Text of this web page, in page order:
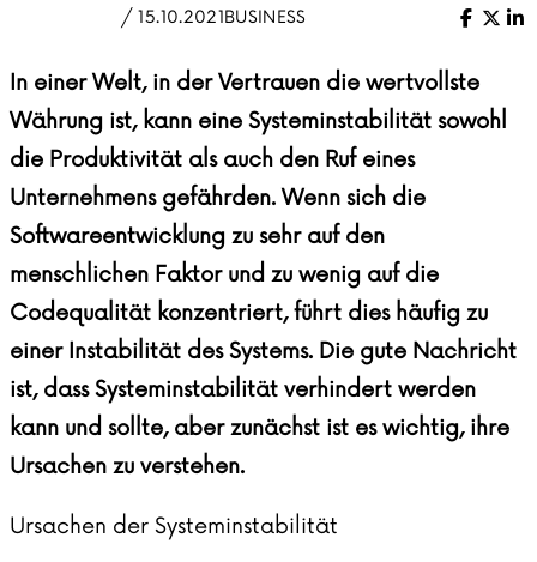
/ 15.10.2021BUSINESS
X
In einer Welt, in der Vertrauen die wertvollste
Währung ist, kann eine Systeminstabilität sowohl
die Produktivität als auch den Ruf eines
Unternehmens gefährden. Wenn sich die
Softwareentwicklung zu sehr auf den
menschlichen Faktor und zu wenig auf die
Codequalität konzentriert, führt dies häufig zu
einer Instabilität des Systems. Die gute Nachricht
ist, dass Systeminstabilität verhindert werden
kann und sollte, aber zunächst ist es wichtig, ihre
Ursachen zu verstehen.
Ursachen der Systeminstabilität